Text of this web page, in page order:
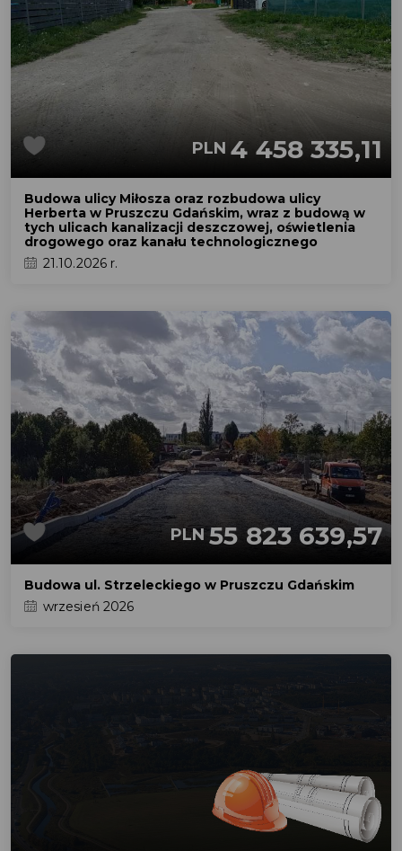
PLN4 458 335,11
Budowa ulicy Miłosza oraz rozbudowa ulicy
Herberta w Pruszczu Gdańskim, wraz z budową w
tych ulicach kanalizacji deszczowej, oświetlenia
drogowego oraz kanału technologicznego
21.10.2026 r.
PLN 55 823 639,57
Budowa ul. Strzeleckiego w Pruszczu Gdańskim
wrzesień 2026